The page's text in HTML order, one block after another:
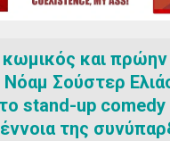
κωμικός και πρώην
Νόαμ Σούστερ
stand-up comedy
της